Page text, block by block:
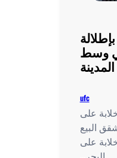
على
على